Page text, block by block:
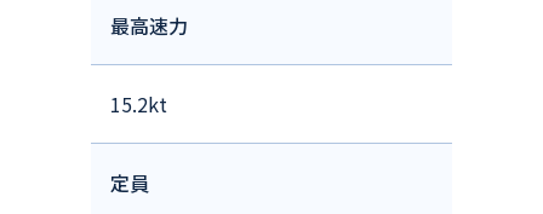
最高速力
15.2kt
定員